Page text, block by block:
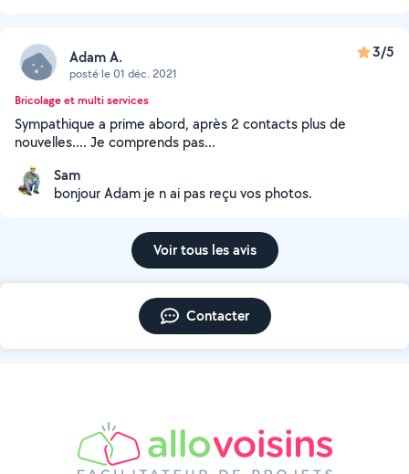
Adam A.
posté le 01 déc. 2021
3/5
Bricolage et multi services
Sympathique a prime abord, après 2 contacts plus de
nouvelles.... Je comprends pas...
Sam
bonjour Adam je n ai pas reçu vos photos.
Voir tous les avis
Contacter